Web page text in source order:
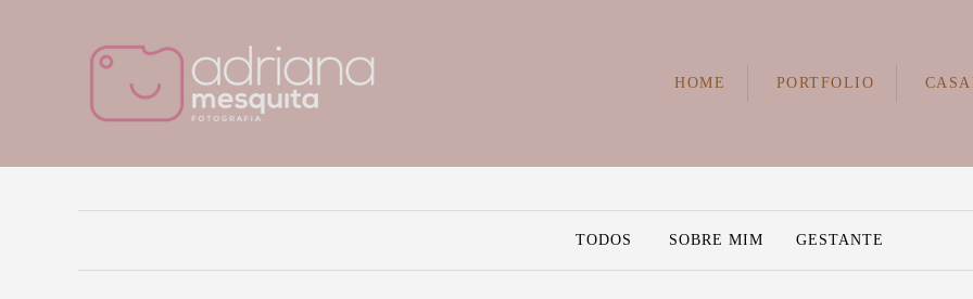
HOME PORTFOLIO
TODOS SOBRE MIM GESTANTE